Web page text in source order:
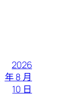
2026
年 8 月
10 日